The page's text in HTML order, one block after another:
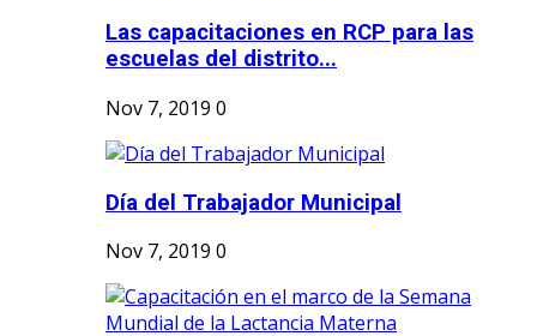
Las capacitaciones en RCP para las
escuelas del distrito...
Nov 7, 2019 0
Día del Trabajador Municipal
Nov 7, 2019 0